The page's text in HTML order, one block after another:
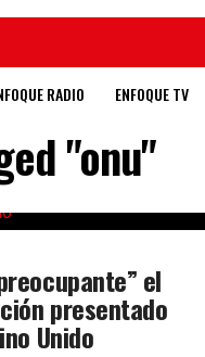
RADIO ENFOQUE TV
"onu"
el
presentado
Unido